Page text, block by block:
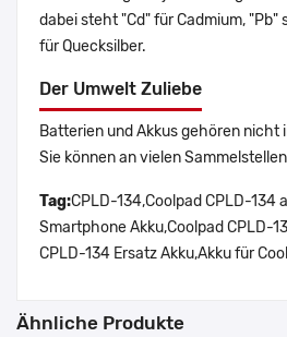
dabei steht "Cd" für Cadmium, "Pb"
für Quecksilber.
Der Umwelt Zuliebe
Batterien und Akkus gehören nicht
Sie können an vielen
Tag:CPLD-134,Coolpad CPLD-134
Smartphone Akku,Coolpad CPLD-
CPLD-134 Ersatz Akku,Akku für
Ähnliche Produkte